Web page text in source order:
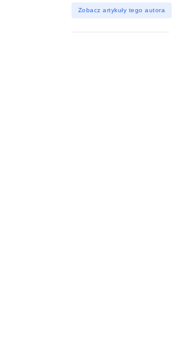
Zobacz artykuły tego autora